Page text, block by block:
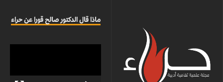
ماذا قال الدكتور صالح قورا عن حراء